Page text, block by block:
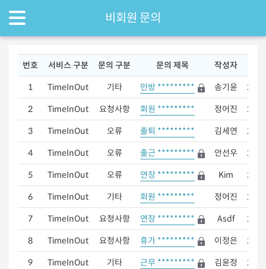
비회원 문의
번호 서비스 구분 문의 구분 문의 제목 작성자
1 TimeInOut 기타 민방 ********* 송기윤
2 TimeInOut 요청사항 회원 ********* 정어진
3 TimeInOut 오류 출퇴 ********* 김세연
4 TimeInOut 오류 출근 ********* 안선우
5 TimeInOut 오류 연장 ********* Kim
6 TimeInOut 기타 회원 ********* 정어진
7 TimeInOut 요청사항 연장 ********* Asdf
8 TimeInOut 요청사항 휴가 ********* 이정은
9 TimeInOut 기타 근무 ********* 김윤정